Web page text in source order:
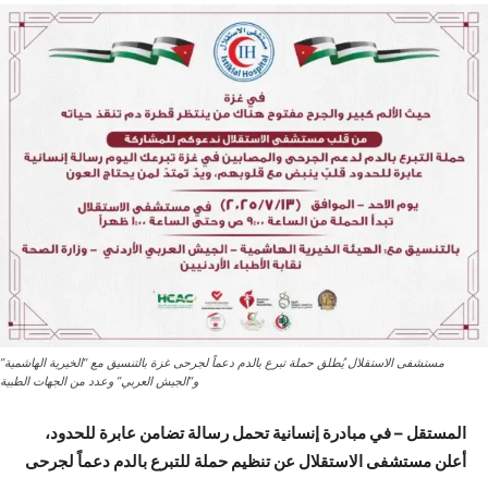
مستشفى الاستقلال يُطلق حملة تبرع بالدم دعماً لجرحى غزة بالتنسيق مع “الخيرية الهاشمية”
و”الجيش العربي” وعدد من الجهات الطبية
المستقل – في مبادرة إنسانية تحمل رسالة تضامن عابرة للحدود،
أعلن مستشفى الاستقلال عن تنظيم حملة للتبرع بالدم دعماً لجرحى